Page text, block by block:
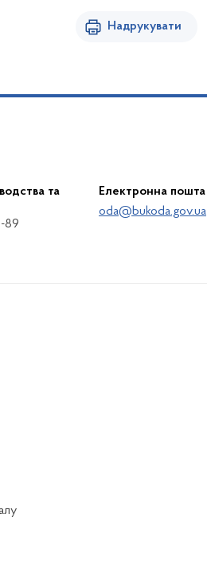
Надрукувати
та
89
Електронна пошта
oda@bukoda.gov.ua